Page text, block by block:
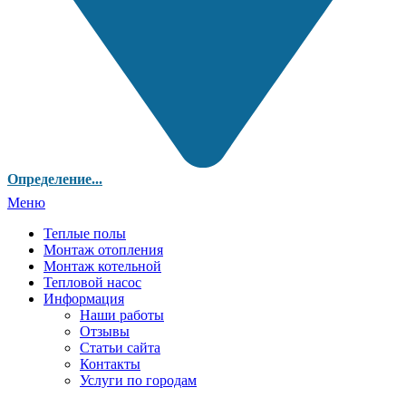
Определение...
Меню
Теплые полы
Монтаж отопления
Монтаж котельной
Тепловой насос
Информация
Наши работы
Отзывы
Статьи сайта
Контакты
Услуги по городам